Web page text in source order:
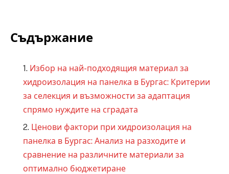
Съдържание
Избор на най-подходящия материал за
хидроизолация на панелка в Бургас: Критерии
за селекция и възможности за адаптация
спрямо нуждите на сградата
Ценови фактори при хидроизолация на
панелка в Бургас: Анализ на разходите и
сравнение на различните материали за
оптимално бюджетиране